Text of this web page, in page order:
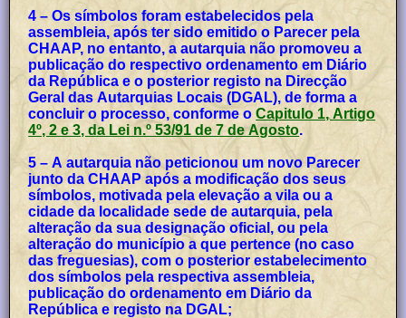
4 – Os símbolos foram estabelecidos pela
assembleia, após ter sido emitido o Parecer pela
CHAAP, no entanto, a autarquia não promoveu a
publicação do respectivo ordenamento em Diário
da República e o posterior registo na Direcção
Geral das Autarquias Locais (DGAL), de forma a
concluir o processo, conforme oCapitulo 1, Artigo
4º, 2 e 3, da Lei n.º 53/91 de 7 de Agosto.
5 – A autarquia não peticionou um novo Parecer
junto da CHAAP após a modificação dos seus
símbolos, motivada pela elevação a vila ou a
cidade da localidade sede de autarquia, pela
alteração da sua designação oficial, ou pela
alteração do município a que pertence (no caso
das freguesias), com o posterior estabelecimento
dos símbolos pela respectiva assembleia,
publicação do ordenamento em Diário da
República e registo na DGAL;